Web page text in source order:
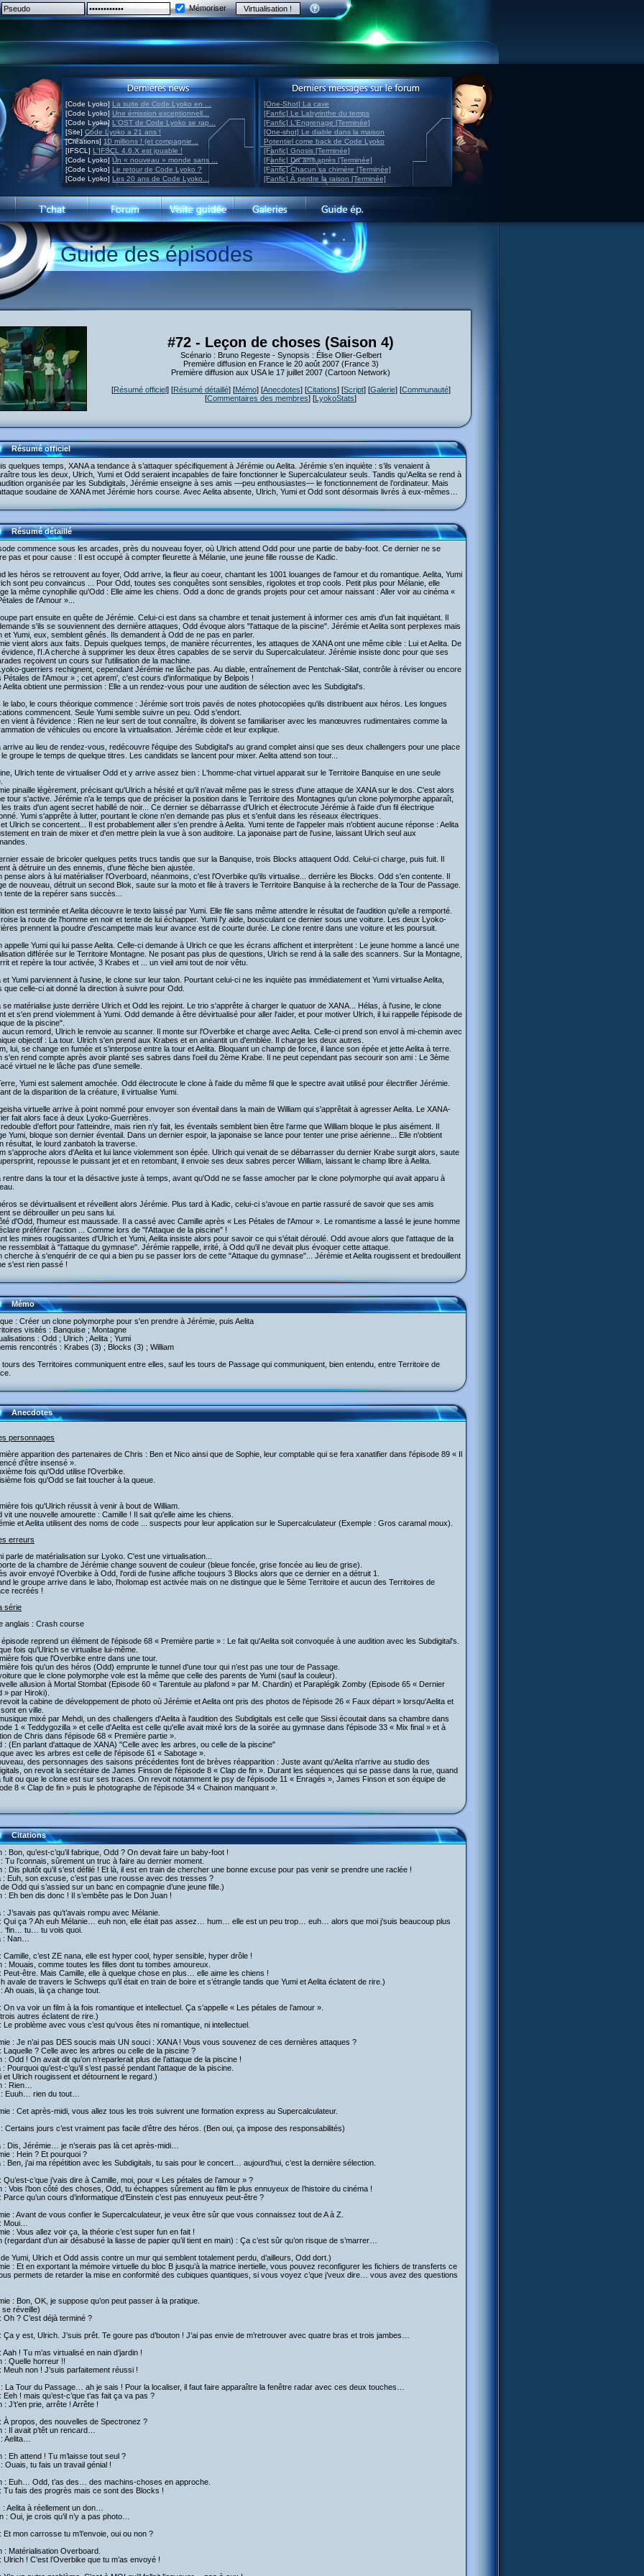
Mémoriser
[Code Lyoko] La suite de Code Lyoko en ...
[Code Lyoko] Une émission exceptionnell...
[Code Lyoko] L'OST de Code Lyoko se rap...
[Site] Code Lyoko a 21 ans !
[Créations] 10 millions ! (et compagnie...
[IFSCL] L'IFSCL 4.6.X est jouable !
[Code Lyoko] Un « nouveau » monde sans ...
[Code Lyoko] Le retour de Code Lyoko ?
[Code Lyoko] Les 20 ans de Code Lyoko...
[One-Shot] La cave
[Fanfic] Le Labyrinthe du temps
[Fanfic] L'Engrenage [Terminée]
[One-shot] Le diable dans la maison
Potentiel come back de Code Lyoko
[Fanfic] Gnosis [Terminée]
[Fanfic] Dix ans après [Terminée]
[Fanfic] Chacun sa chimère [Terminée]
[Fanfic] À perdre la raison [Terminée]
Guide des épisodes
#72 - Leçon de choses (Saison 4)
Scénario : Bruno Regeste - Synopsis : Élise Ollier-Gelbert
Première diffusion en France le 20 août 2007 (France 3)
Première diffusion aux USA le 17 juillet 2007 (Cartoon Network)
[Résumé officiel] [Résumé détaillé] [Mémo] [Anecdotes] [Citations] [Script] [Galerie] [Communauté]
[Commentaires des membres] [LyokoStats]
Résumé officiel
quelques temps, XANA a tendance à s’attaquer spécifiquement à Jérémie ou Aelita. Jérémie s’en inquiète : s’ils venaient à
tous les deux, Ulrich, Yumi et Odd seraient incapables de faire fonctionner le Supercalculateur seuls. Tandis qu’Aelita se rend à
organisée par les Subdigitals, Jérémie enseigne à ses amis —peu enthousiastes— le fonctionnement de l’ordinateur. Mais
soudaine de XANA met Jérémie hors course. Avec Aelita absente, Ulrich, Yumi et Odd sont désormais livrés à eux-mêmes…
Résumé détaillé
commence sous les arcades, près du nouveau foyer, où Ulrich attend Odd pour une partie de baby-foot. Ce dernier ne se
pas et pour cause : Il est occupé à compter fleurette à Mélanie, une jeune fille rousse de Kadic.
les héros se retrouvent au foyer, Odd arrive, la fleur au coeur, chantant les 1001 louanges de l'amour et du romantique. Aelita, Yumi
sont peu convaincus ... Pour Odd, toutes ses conquêtes sont sensibles, rigolotes et trop cools. Petit plus pour Mélanie, elle
la même cynophilie qu'Odd : Elle aime les chiens. Odd a donc de grands projets pour cet amour naissant : Aller voir au cinéma «
de l'Amour »...
part ensuite en quête de Jérémie. Celui-ci est dans sa chambre et tenait justement à informer ces amis d'un fait inquiétant. Il
s'ils se souviennent des dernière attaques, Odd évoque alors "l'attaque de la piscine". Jérémie et Aelita sont perplexes mais
et Yumi, eux, semblent gênés. Ils demandent à Odd de ne pas en parler.
vient alors aux faits. Depuis quelques temps, de manière récurrentes, les attaques de XANA ont une même cible : Lui et Aelita. De
évidence, l'I.A cherche à supprimer les deux êtres capables de se servir du Supercalculateur. Jérémie insiste donc pour que ses
reçoivent un cours sur l'utilisation de la machine.
guerriers rechignent, cependant Jérémie ne lâche pas. Au diable, entraînement de Pentchak-Silat, contrôle à réviser ou encore
Pétales de l'Amour » ; cet aprem', c'est cours d'informatique by Belpois !
Aelita obtient une permission : Elle a un rendez-vous pour une audition de sélection avec les Subdigital's.
le labo, le cours théorique commence : Jérémie sort trois pavés de notes photocopiées qu'ils distribuent aux héros. Les longues
commencent. Seule Yumi semble suivre un peu. Odd s'endort.
en vient à l'évidence : Rien ne leur sert de tout connaître, ils doivent se familiariser avec les manœuvres rudimentaires comme la
de véhicules ou encore la virtualisation. Jérémie cède et leur explique.
arrive au lieu de rendez-vous, redécouvre l'équipe des Subdigital's au grand complet ainsi que ses deux challengers pour une place
groupe le temps de quelque titres. Les candidats se lancent pour mixer. Aelita attend son tour...
Ulrich tente de virtualiser Odd et y arrive assez bien : L'homme-chat virtuel apparait sur le Territoire Banquise en une seule
pinaille légèrement, précisant qu'Ulrich a hésité et qu'il n'avait même pas le stress d'une attaque de XANA sur le dos. C'est alors
tour s'active. Jérémie n'a le temps que de préciser la position dans le Territoire des Montagnes qu'un clone polymorphe apparaît,
traits d'un agent secret habillé de noir... Ce dernier se débarrasse d'Ulrich et électrocute Jérémie à l'aide d'un fil électrique
Yumi s'apprête à lutter, pourtant le clone n'en demande pas plus et s'enfuit dans les réseaux électriques.
et Ulrich se concertent... Il est probablement aller s'en prendre à Aelita. Yumi tente de l'appeler mais n'obtient aucune réponse : Aelita
en train de mixer et d'en mettre plein la vue à son auditoire. La japonaise part de l'usine, laissant Ulrich seul aux
essaie de bricoler quelques petits trucs tandis que sur la Banquise, trois Blocks attaquent Odd. Celui-ci charge, puis fuit. Il
à détruire un des ennemis, d'une flèche bien ajustée.
pense alors à lui matérialiser l'Overboard, néanmoins, c'est l'Overbike qu'ils virtualise... derrière les Blocks. Odd s'en contente. Il
de nouveau, détruit un second Blok, saute sur la moto et file à travers le Territoire Banquise à la recherche de la Tour de Passage.
tente de la repérer sans succès...
est terminée et Aelita découvre le texto laissé par Yumi. Elle file sans même attendre le résultat de l'audition qu'elle a remporté.
la route de l'homme en noir et tente de lui échapper. Yumi l'y aide, bousculant ce dernier sous une voiture. Les deux Lyoko-
prennent la poudre d'escampette mais leur avance est de courte durée. Le clone rentre dans une voiture et les poursuit.
appelle Yumi qui lui passe Aelita. Celle-ci demande à Ulrich ce que les écrans affichent et interprètent : Le jeune homme a lancé une
différée sur le Territoire Montagne. Ne posant pas plus de questions, Ulrich se rend à la salle des scanners. Sur la Montagne,
et repère la tour activée, 3 Krabes et ... un vieil ami tout de noir vêtu.
et Yumi parviennent à l'usine, le clone sur leur talon. Pourtant celui-ci ne les inquiète pas immédiatement et Yumi virtualise Aelita,
que celle-ci ait donné la direction à suivre pour Odd.
se matérialise juste derrière Ulrich et Odd les rejoint. Le trio s'apprête à charger le quatuor de XANA... Hélas, à l'usine, le clone
et s'en prend violemment à Yumi. Odd demande à être dévirtualisé pour aller l'aider, et pour motiver Ulrich, il lui rappelle l'épisode de
de la piscine".
aucun remord, Ulrich le renvoie au scanner. Il monte sur l'Overbike et charge avec Aelita. Celle-ci prend son envol à mi-chemin avec
objectif : La tour. Ulrich s'en prend aux Krabes et en anéantit un d'emblée. Il charge les deux autres.
lui, se change en fumée et s'interpose entre la tour et Aelita. Bloquant un champ de force, il lance son épée et jette Aelita à terre.
s'en rend compte après avoir planté ses sabres dans l'oeil du 2ème Krabe. Il ne peut cependant pas secourir son ami : Le 3ème
virtuel ne le lâche pas d'une semelle.
Yumi est salement amochée. Odd électrocute le clone à l'aide du même fil que le spectre avait utilisé pour électrifier Jérémie.
de la disparition de la créature, il virtualise Yumi.
virtuelle arrive à point nommé pour envoyer son éventail dans la main de William qui s'apprêtait à agresser Aelita. Le XANA-
fait alors face à deux Lyoko-Guerrières.
redouble d'effort pour l'atteindre, mais rien n'y fait, les éventails semblent bien être l'arme que William bloque le plus aisément. Il
Yumi, bloque son dernier éventail. Dans un dernier espoir, la japonaise se lance pour tenter une prise aérienne... Elle n'obtient
résultat, le lourd zanbatoh la traverse.
s'approche alors d'Aelita et lui lance violemment son épée. Ulrich qui venait de se débarrasser du dernier Krabe surgit alors, saute
repousse le puissant jet et en retombant, il envoie ses deux sabres percer William, laissant le champ libre à Aelita.
rentre dans la tour et la désactive juste à temps, avant qu'Odd ne se fasse amocher par le clone polymorphe qui avait apparu à
se dévirtualisent et réveillent alors Jérémie. Plus tard à Kadic, celui-ci s'avoue en partie rassuré de savoir que ses amis
se débrouiller un peu sans lui.
d'Odd, l'humeur est maussade. Il a cassé avec Camille après « Les Pétales de l'Amour ». Le romantisme a lassé le jeune homme
préférer l'action ... Comme lors de "l'Attaque de la piscine" !
les mines rougissantes d'Ulrich et Yumi, Aelita insiste alors pour savoir ce qui s'était déroulé. Odd avoue alors que l'attaque de la
ressemblait à "l'attaque du gymnase". Jérémie rappelle, irrité, à Odd qu'il ne devait plus évoquer cette attaque.
cherche à s'enquérir de ce qui a bien pu se passer lors de cette "Attaque du gymnase"... Jérémie et Aelita rougissent et bredouillent
s'est rien passé !
Mémo
: Créer un clone polymorphe pour s'en prendre à Jérémie, puis Aelita
visités : Banquise ; Montagne
: Odd ; Ulrich ; Aelita ; Yumi
rencontrés : Krabes (3) ; Blocks (3) ; William
tours des Territoires communiquent entre elles, sauf les tours de Passage qui communiquent, bien entendu, entre Territoire de
Anecdotes
personnages
apparition des partenaires de Chris : Ben et Nico ainsi que de Sophie, leur comptable qui se fera xanatifier dans l'épisode 89 « Il
d'être insensé ».
fois qu'Odd utilise l'Overbike.
fois qu'Odd se fait toucher à la queue.
fois qu'Ulrich réussit à venir à bout de William.
vit une nouvelle amourette : Camille ! Il sait qu'elle aime les chiens.
et Aelita utilisent des noms de code ... suspects pour leur application sur le Supercalculateur (Exemple : Gros caramal moux).
erreurs
parle de matérialisation sur Lyoko. C'est une virtualisation...
de la chambre de Jérémie change souvent de couleur (bleue foncée, grise foncée au lieu de grise).
avoir envoyé l'Overbike à Odd, l'ordi de l'usine affiche toujours 3 Blocks alors que ce dernier en a détruit 1.
le groupe arrive dans le labo, l'holomap est activée mais on ne distingue que le 5ème Territoire et aucun des Territoires de
recréés !
série
anglais : Crash course
reprend un élément de l'épisode 68 « Première partie » : Le fait qu'Aelita soit convoquée à une audition avec les Subdigital's.
fois qu'Ulrich se virtualise lui-même.
fois que l'Overbike entre dans une tour.
fois qu'un des héros (Odd) emprunte le tunnel d'une tour qui n'est pas une tour de Passage.
que le clone polymorphe vole est la même que celle des parents de Yumi (sauf la couleur).
allusion à Mortal Stombat (Episode 60 « Tarentule au plafond » par M. Chardin) et Paraplégik Zomby (Episode 65 « Dernier
» par Hiroki).
la cabine de développement de photo où Jérémie et Aelita ont pris des photos de l'épisode 26 « Faux départ » lorsqu'Aelita et
en ville.
mixé par Mehdi, un des challengers d'Aelita à l'audition des Subdigitals est celle que Sissi écoutait dans sa chambre dans
1 « Teddygozilla » et celle d'Aelita est celle qu'elle avait mixé lors de la soirée au gymnase dans l'épisode 33 « Mix final » et à
de Chris dans l'épisode 68 « Première partie ».
: (En parlant d'attaque de XANA) "Celle avec les arbres, ou celle de la piscine"
avec les arbres est celle de l'épisode 61 « Sabotage ».
des personnages des saisons précédentes font de brèves réapparition : Juste avant qu'Aelita n'arrive au studio des
on revoit la secrétaire de James Finson de l'épisode 8 « Clap de fin ». Durant les séquences qui se passe dans la rue, quand
fuit ou que le clone est sur ses traces. On revoit notamment le psy de l'épisode 11 « Enragés », James Finson et son équipe de
8 « Clap de fin » puis le photographe de l'épisode 34 « Chainon manquant ».
Citations
: Bon, qu’est-c’qu’il fabrique, Odd ? On devait faire un baby-foot !
: Tu l’connais, sûrement un truc à faire au dernier moment.
: Dis plutôt qu’il s’est défilé ! Et là, il est en train de chercher une bonne excuse pour pas venir se prendre une raclée !
: Euh, son excuse, c’est pas une rousse avec des tresses ?
Odd qui s’assied sur un banc en compagnie d’une jeune fille.)
: Eh ben dis donc ! Il s’embête pas le Don Juan !
: J’savais pas qu’t’avais rompu avec Mélanie.
Qui ça ? Ah euh Mélanie… euh non, elle était pas assez… hum… elle est un peu trop… euh… alors que moi j’suis beaucoup plus
‘fin… tu… tu vois quoi.
: Nan…
Camille, c’est ZE nana, elle est hyper cool, hyper sensible, hyper drôle !
: Mouais, comme toutes les filles dont tu tombes amoureux.
Peut-être. Mais Camille, elle à quelque chose en plus… elle aime les chiens !
avale de travers le Schweps qu’il était en train de boire et s’étrangle tandis que Yumi et Aelita éclatent de rire.)
Ah ouais, là ça change tout.
On va voir un film à la fois romantique et intellectuel. Ça s’appelle « Les pétales de l’amour ».
autres éclatent de rire.)
Le problème avec vous c’est qu’vous êtes ni romantique, ni intellectuel.
: Je n’ai pas DES soucis mais UN souci : XANA ! Vous vous souvenez de ces dernières attaques ?
Laquelle ? Celle avec les arbres ou celle de la piscine ?
: Odd ! On avait dit qu’on n’reparlerait plus de l’attaque de la piscine !
: Pourquoi qu’est-c’qu’il s’est passé pendant l’attaque de la piscine.
et Ulrich rougissent et détournent le regard.)
: Rien…
: Euuh… rien du tout…
: Cet après-midi, vous allez tous les trois suivrent une formation express au Supercalculateur.
: Certains jours c’est vraiment pas facile d’être des héros. (Ben oui, ça impose des responsabilités)
: Dis, Jérémie… je n’serais pas là cet après-midi…
: Hein ? Et pourquoi ?
: Ben, j’ai ma répétition avec les Subdigitals, tu sais pour le concert… aujourd’hui, c’est la dernière sélection.
Qu’est-c’que j’vais dire à Camille, moi, pour « Les pétales de l’amour » ?
: Vois l’bon côté des choses, Odd, tu échappes sûrement au film le plus ennuyeux de l’histoire du cinéma !
Parce qu’un cours d’informatique d’Einstein c’est pas ennuyeux peut-être ?
: Avant de vous confier le Supercalculateur, je veux être sûr que vous connaissez tout de A à Z.
Moui…
: Vous allez voir ça, la théorie c’est super fun en fait !
(regardant d’un air désabusé la liasse de papier qu’il tient en main) : Ça c’est sûr qu’on risque de s’marrer…
Yumi, Ulrich et Odd assis contre un mur qui semblent totalement perdu, d’ailleurs, Odd dort.)
: Et en exportant la mémoire virtuelle du bloc B jusqu’à la matrice inertielle, vous pouvez reconfigurer les fichiers de transferts ce
permets de retarder la mise en conformité des cubiques quantiques, si vous voyez c’que j’veux dire… vous avez des questions
: Bon, OK, je suppose qu’on peut passer à la pratique.
se réveille)
Oh ? C’est déjà terminé ?
Ça y est, Ulrich. J’suis prêt. Te goure pas d’bouton ! J’ai pas envie de m’retrouver avec quatre bras et trois jambes…
Aah ! Tu m’as virtualisé en nain d’jardin !
: Quelle horreur !!
Meuh non ! J’suis parfaitement réussi !
: La Tour du Passage… ah je sais ! Pour la localiser, il faut faire apparaître la fenêtre radar avec ces deux touches…
Eeh ! mais qu’est-c’que t’as fait ça va pas ?
: J’t’en prie, arrête ! Arrête !
À propos, des nouvelles de Spectronez ?
: Il avait p’têt un rencard…
Aelita…
: Eh attend ! Tu m’laisse tout seul ?
: Ouais, tu fais un travail génial !
: Euh… Odd, t’as des… des machins-choses en approche.
Tu fais des progrès mais ce sont des Blocks !
: Aelita à réellement un don…
: Oui, je crois qu’il n’y a pas photo…
Et mon carrosse tu m’l’envoie, oui ou non ?
: Matérialisation Overboard.
Ulrich ! C’est l’Overbike que tu m’as envoyé !